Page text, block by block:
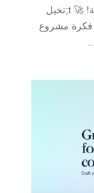
اكتشف سر النجاح الخفي: قواعد اللغة الإنجليزية! 🚀 t;تخيل
فكرة مشروع